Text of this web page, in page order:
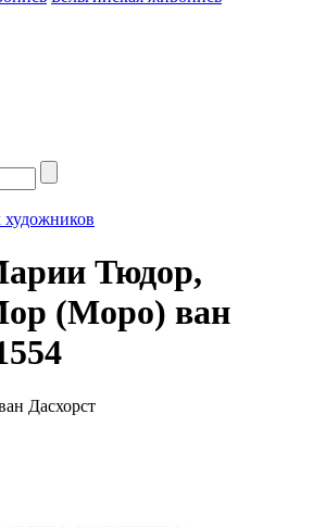
Тюдор,
(Моро) ван
Дасхорст